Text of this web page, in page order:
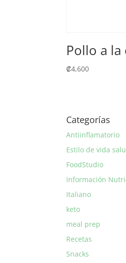
Pollo a la
₡4,600
Categorías
Antiinflamatorio
Estilo de vida
FoodStudio
Información
Italiano
keto
meal prep
Recetas
Snacks